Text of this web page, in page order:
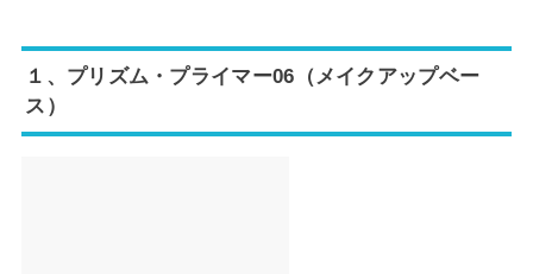
１、プリズム・プライマー06（メイクアップベー
ス）